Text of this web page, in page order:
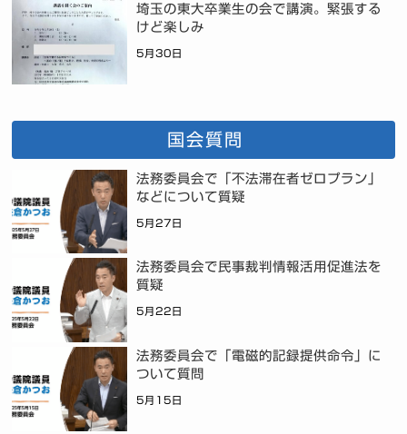
埼玉の東大卒業生の会で講演。緊張する
けど楽しみ
5月30日
国会質問
法務委員会で「不法滞在者ゼロプラン」
などについて質疑
5月27日
法務委員会で民事裁判情報活用促進法を
質疑
5月22日
法務委員会で「電磁的記録提供命令」に
ついて質問
5月15日